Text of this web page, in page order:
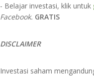
- Belajar investasi, klik untuk
Facebook. GRATIS
DISCLAIMER​​​​​
Investasi saham